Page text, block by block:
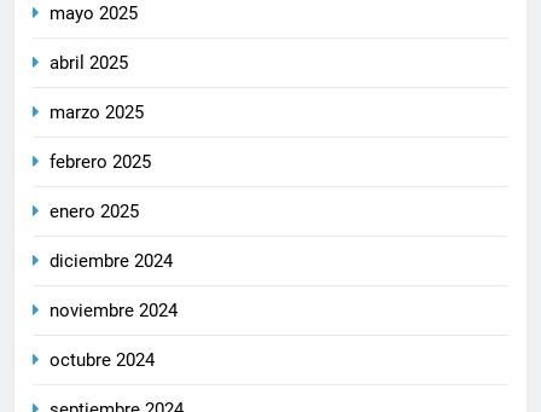
mayo 2025
abril 2025
marzo 2025
febrero 2025
enero 2025
diciembre 2024
noviembre 2024
octubre 2024